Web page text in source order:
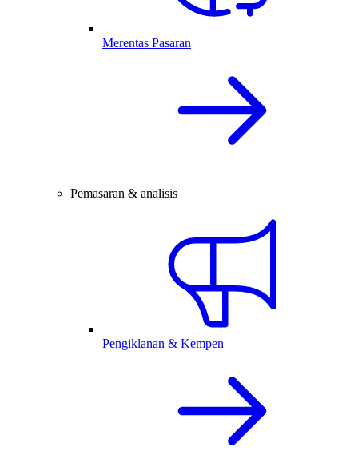
Merentas Pasaran
Pemasaran & analisis
Pengiklanan & Kempen